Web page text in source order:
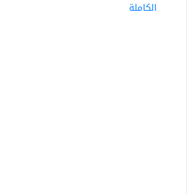
الكاملة